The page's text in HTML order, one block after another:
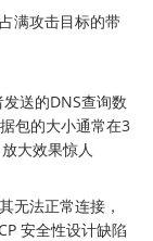
满攻击目标的带
送的DNS查询数
包的大小通常在3
大效果惊人
无法正常连接，
安全性设计缺陷